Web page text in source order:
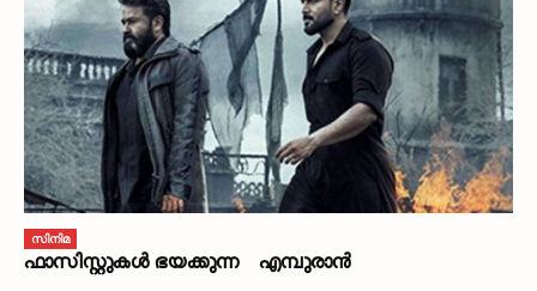
സിനിമ
ഫാസിസ്റ്റുകൾ ഭയക്കുന്ന എമ്പുരാൻ